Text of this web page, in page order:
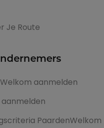
Je Route
aanmelden
aanmelden
PaardenWelkom